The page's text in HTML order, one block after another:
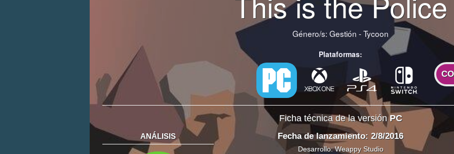
Género/s: Gestión - Tycoon
Plataformas:
Ficha técnica de la versiónPC
ANÁLISIS Fecha de lanzamiento: 2/8/2016
Desarrollo: Weappy Studio